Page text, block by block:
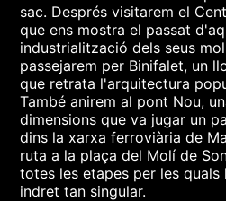
sac. Després visitarem el
que ens mostra el passat
industrialització dels seus
passejarem per Binifalet, un
que retrata l'arquitectura
També anirem al pont Nou,
dimensions que va jugar un
dins la xarxa ferroviària de
ruta a la plaça del Molí de
totes les etapes per les quals
indret tan singular.